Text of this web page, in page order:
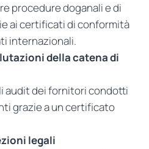
procedure doganali e di
ai certificati di conformità
internazionali.
della catena di
audit dei fornitori condotti
grazie a un certificato
legali